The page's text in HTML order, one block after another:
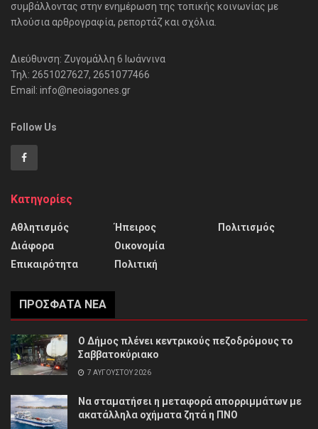
συμβάλλοντας στην ενημέρωση της τοπικής κοινωνίας με
πλούσια αρθρογραφία, ρεπορτάζ και σχόλια.
Διεύθυνση: Ζυγομάλλη 6 Ιωάννινα
Τηλ: 2651027627, 2651077466
Email: info@neoiagones.gr
Follow Us
Κατηγορίες
Αθλητισμός
Διάφορα
Επικαιρότητα
Ήπειρος
Οικονομία
Πολιτική
Πολιτισμός
ΠΡΌΣΦΑΤΑ ΝΈΑ
Ο Δήμος πλένει κεντρικούς πεζοδρόμους το
Σαββατοκύριακο
7 ΑΥΓΟΎΣΤΟΥ 2026
Να σταματήσει η μεταφορά απορριμμάτων με
ακατάλληλα οχήματα ζητά η ΠΝΟ